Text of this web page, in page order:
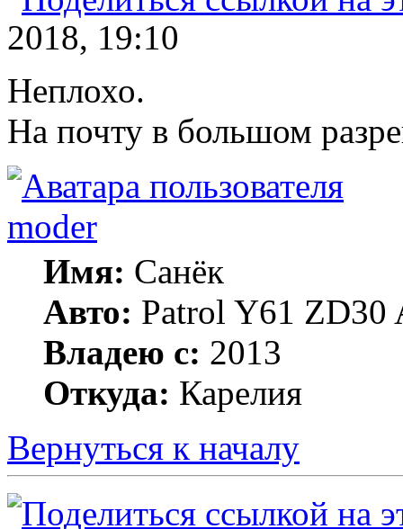
2018, 19:10
Неплохо.
На почту в большом
moder
Имя: Санёк
Авто: Patrol Y61 ZD30
Владею с: 2013
Откуда: Карелия
Вернуться к началу